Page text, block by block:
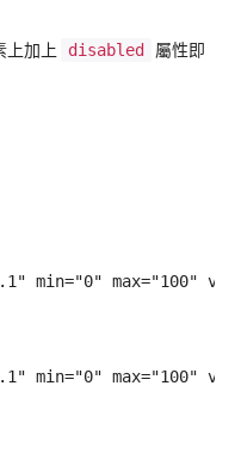
上加上 disabled
屬性即
min="0" max="100"
min="0" max="100"